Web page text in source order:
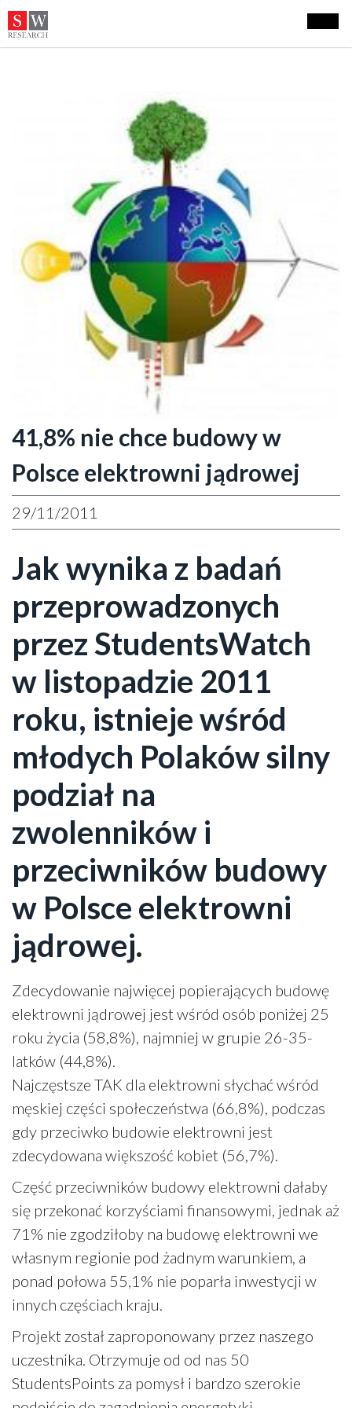
41,8% nie chce budowy w
Polsce elektrowni jądrowej
29/11/2011
Jak wynika z badań
przeprowadzonych
przez StudentsWatch
w listopadzie 2011
roku, istnieje wśród
młodych Polaków silny
podział na
zwolenników i
przeciwników budowy
w Polsce elektrowni
jądrowej.
Zdecydowanie najwięcej popierających budowę
elektrowni jądrowej jest wśród osób poniżej 25
roku życia (58,8%), najmniej w grupie 26-35-
latków (44,8%).
Najczęstsze TAK dla elektrowni słychać wśród
męskiej części społeczeństwa (66,8%), podczas
gdy przeciwko budowie elektrowni jest
zdecydowana większość kobiet (56,7%).
Część przeciwników budowy elektrowni dałaby
się przekonać korzyściami finansowymi, jednak aż
71% nie zgodziłoby na budowę elektrowni we
własnym regionie pod żadnym warunkiem, a
ponad połowa 55,1% nie poparła inwestycji w
innych częściach kraju.
Projekt został zaproponowany przez naszego
uczestnika. Otrzymuje od od nas 50
StudentsPoints za pomysł i bardzo szerokie